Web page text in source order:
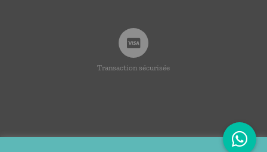
Transaction sécurisée